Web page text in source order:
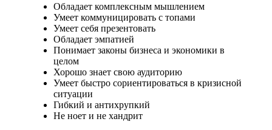
Обладает комплексным мышлением
Умеет коммуницировать с топами
Умеет себя презентовать
Обладает эмпатией
Понимает законы бизнеса и экономики в
целом
Хорошо знает свою аудиторию
Умеет быстро сориентироваться в кризисной
ситуации
Гибкий и антихрупкий
Не ноет и не хандрит